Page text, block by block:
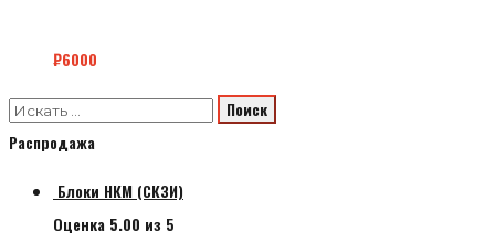
₽6000
Распродажа
Блоки НКМ (СКЗИ)
Оценка 5.00 из 5